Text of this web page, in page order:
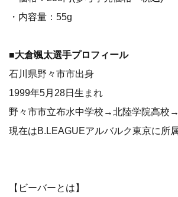
・内容量：55g
■大倉颯太選手プロフィール
石川県野々市市出身
1999年5月28日生まれ
野々市市立布水中学校→北陸学院高校
現在はB.LEAGUEアルバルク東京に所
【ビーバーとは】